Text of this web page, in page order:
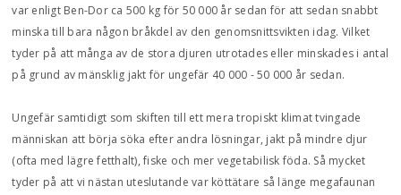
var enligt Ben-Dor ca 500 kg för 50 000 år sedan för att sedan snabbt
minska till bara någon bråkdel av den genomsnittsvikten idag. Vilket
tyder på att många av de stora djuren utrotades eller minskades i antal
på grund av mänsklig jakt för ungefär 40 000 - 50 000 år sedan.
Ungefär samtidigt som skiften till ett mera tropiskt klimat tvingade
människan att börja söka efter andra lösningar, jakt på mindre djur
(ofta med lägre fetthalt), fiske och mer vegetabilisk föda. Så mycket
tyder på att vi nästan uteslutande var köttätare så länge megafaunan